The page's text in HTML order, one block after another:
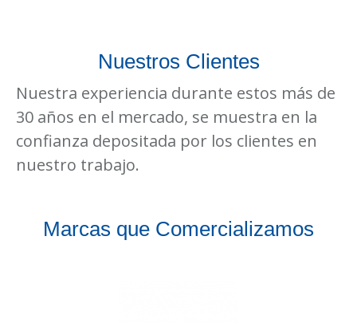
Nuestros Clientes
Nuestra experiencia durante estos más de
30 años en el mercado, se muestra en la
confianza depositada por los clientes en
nuestro trabajo.
Marcas que Comercializamos